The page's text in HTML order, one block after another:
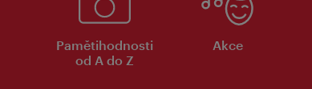
Pamětihodnosti
od A do Z
Akce